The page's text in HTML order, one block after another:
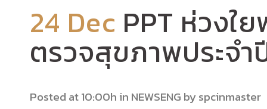
24 Dec PPT ห่วงใ
ตรวจสุขภาพประจำ
Posted at 10:00h in NEWSENG byspcinmaster